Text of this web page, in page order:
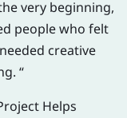
very beginning,
people who felt
creative
“
Helps